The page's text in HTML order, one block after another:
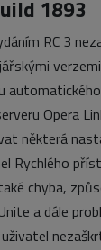
1893
RC 3
Opera
některá
Rychlého
chyba,
a dále